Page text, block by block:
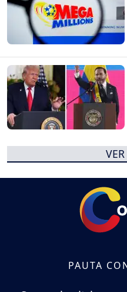
PAUTA